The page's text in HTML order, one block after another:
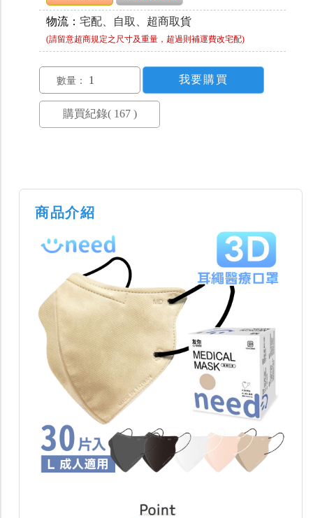
物流： 宅配、自取、超商取貨
(請留意超商規定之尺寸及重量，超過則補運費改宅配)
數量：
商品介紹